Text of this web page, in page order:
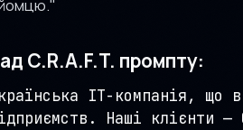
C.R.A.F.T. промпту:
IT-компанія, що
Наші клієнти —